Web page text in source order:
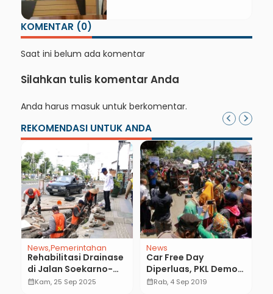
KOMENTAR (0)
Saat ini belum ada komentar
Silahkan tulis komentar Anda
Anda harus masuk untuk berkomentar.
REKOMENDASI UNTUK ANDA
News Pemerintahan
Rehabilitasi Drainase
di Jalan Soekarno-
Hatta dan Jalan
calendar_monthKam, 25 Sep 2025
News
Car Free Day
Diperluas, PKL Demo.
Tujuannya Apa?
calendar_monthRab, 4 Sep 2019